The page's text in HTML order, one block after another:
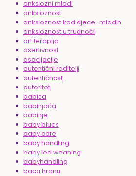
anksiozni mladi
anksioznost
anksioznost kod djece i mladih
anksioznost u trudnoći
art terapija
asertivnost
asocijacije
autentični roditelji
autentičnost
autoritet
babica
babinjača
babinje
baby blues
baby cafe
baby handling
baby led weaning
babyhandling
baca hranu